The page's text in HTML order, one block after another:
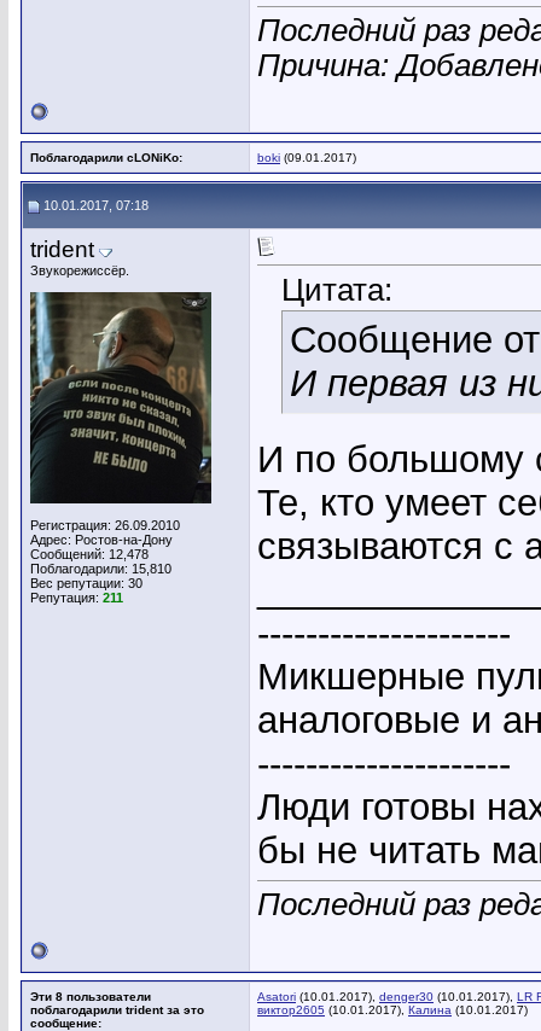
Последний раз
Причина:
Поблагодарили cLONiKo: boki (09.01.2017)
10.01.2017, 07:18
trident
Звукорежиссёр.
Регистрация: 26.09.2010
Адрес: Ростов-на-Дону
Сообщений: 12,478
Поблагодарили: 15,810
Вес репутации: 30
Репутация: 211
Цитата:
Сообщение
И первая из
И по большому
Те, кто умеет
связываются с
---------------------
Микшерные
аналоговые и
---------------------
Люди готовы
бы не читать
Последний раз
Эти 8 пользователи
поблагодарили trident за это
сообщение:
Asatori (10.01.2017), denger30 (10.01.2017), LR
виктор2605 (10.01.2017), Калина (10.01.2017)